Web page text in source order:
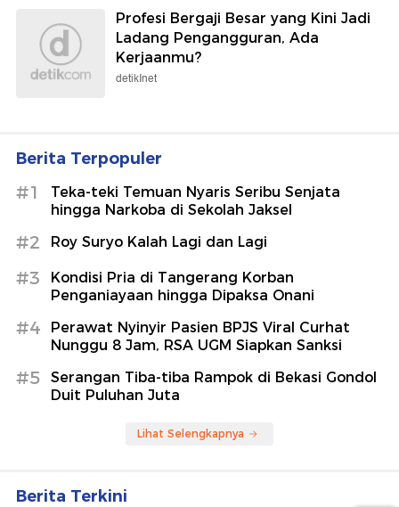
Profesi Bergaji Besar yang Kini Jadi
Ladang Pengangguran, Ada
Kerjaanmu?
detikInet
Berita Terpopuler
#1
Teka-teki Temuan Nyaris Seribu Senjata
hingga Narkoba di Sekolah Jaksel
#2 Roy Suryo Kalah Lagi dan Lagi
#3
Kondisi Pria di Tangerang Korban
Penganiayaan hingga Dipaksa Onani
#4
Perawat Nyinyir Pasien BPJS Viral Curhat
Nunggu 8 Jam, RSA UGM Siapkan Sanksi
#5
Serangan Tiba-tiba Rampok di Bekasi Gondol
Duit Puluhan Juta
Lihat Selengkapnya
Berita Terkini